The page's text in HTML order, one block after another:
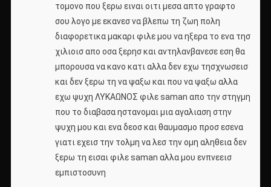
τομονο που ξερω ειναι οιτι μεσα απτο γραφτο
σου λογο με εκανεσ να βλεπω τη ζωη πολη
διαφορετικα μακαρι φιλε μου να ηξερα το ενα τησ
χιλιοισ απο οσα ξερησ και αντηλανβανεσε εση θα
μπορουσα να κανο κατι αλλα δεν εχω τησχνωσεισ
και δεν ξερω τη να ψαξω και που να ψαξω αλλα
εχω ψυχη ΛΥΚΑΩΝΟΣ φιλε saman απο την στηγμη
που το διαβασα ηστανομαι μια αγαλιαση στην
ψυχη μου και ενα δεοσ και θαυμασμο προσ εσενα
γιατι εχεισ την τολμη να λεσ την ομη αληθεια δεν
ξερω τη εισαι φιλε saman αλλα μου ενπνεεισ
εμπιστοσυνη